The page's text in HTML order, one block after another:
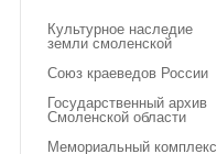
Культурное наследие
земли смоленской
Союз краеведов России
Государственный архив
Смоленской области
Мемориальный комплекс